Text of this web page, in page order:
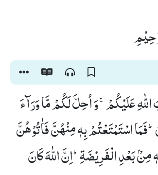
عَلَیْكُمْۚ-وَ اُحِلَّ لَكُمْ مَّا وَرَآءَ
اسْتَمْتَعْتُمْ بِهٖ مِنْهُنَّ فَاٰتُوْهُنَّ
بَعْدِ الْفَرِیْضَةِؕ-اِنَّ اللّٰهَ كَانَ